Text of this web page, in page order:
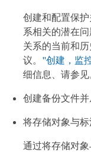
创建和配置保
系相关的潜在
关系的当前和
议。 "创建，监
细信息、请参见
创建备份文件并
将存储对象与
通过将存储对